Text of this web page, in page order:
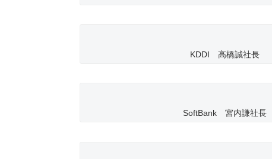
KDDI 高橋誠社長
SoftBank 宮内謙社長